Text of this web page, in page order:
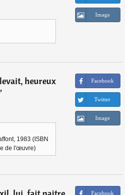
Image
heureux
1983 (ISBN
de l'œuvre)
Facebook
Twitter
Image
Facebook